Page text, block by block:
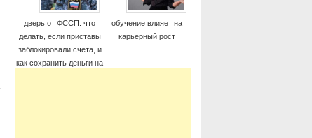
дверь от ФССП: что
делать, если приставы
заблокировали счета, и
как сохранить деньги на
обучение влияет на
карьерный рост